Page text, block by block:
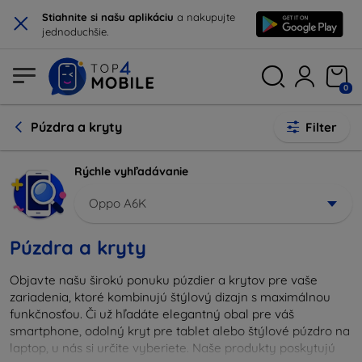
× Stiahnite si našu aplikáciu a nakupujte
jednoduchšie.
0
Púzdra a kryty Filter
Rýchle vyhľadávanie
Oppo A6K
Púzdra a kryty
Objavte našu širokú ponuku púzdier a krytov pre vaše
zariadenia, ktoré kombinujú štýlový dizajn s maximálnou
funkčnosťou. Či už hľadáte elegantný obal pre váš
smartphone, odolný kryt pre tablet alebo štýlové púzdro na
laptop, u nás si určite vyberiete. Naše produkty poskytujú